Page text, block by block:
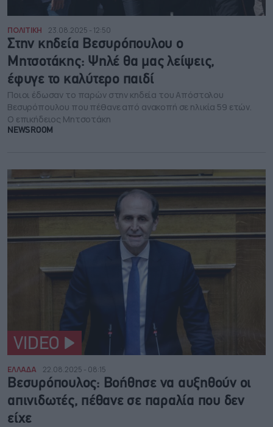
ΠΟΛΙΤΙΚΗ 23.08.2025 - 12:50
Στην κηδεία Βεσυρόπουλου ο
Μητσοτάκης: Ψηλέ θα μας λείψεις,
έφυγε το καλύτερο παιδί
Ποιοι έδωσαν το παρών στην κηδεία του Απόστολου
Βεσυρόπουλου που πέθανε από ανακοπή σε ηλικία 59 ετών.
Ο επικήδειος Μητσοτάκη
NEWSROOM
VIDEO
ΕΛΛΑΔΑ 22.08.2025 - 08:15
Βεσυρόπουλος: Βοήθησε να αυξηθούν οι
απινιδωτές, πέθανε σε παραλία που δεν
είχε